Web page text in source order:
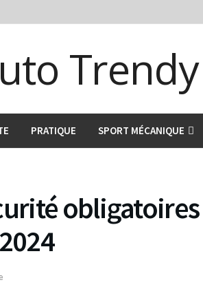
PRATIQUE SPORT MÉCANIQUE
obligatoires